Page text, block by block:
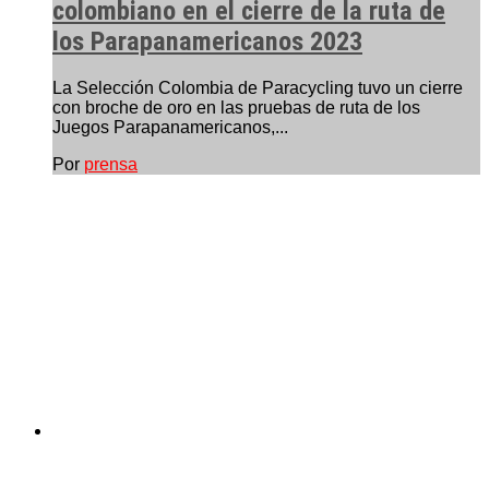
colombiano en el cierre de la ruta de
los Parapanamericanos 2023
La Selección Colombia de Paracycling tuvo un cierre
con broche de oro en las pruebas de ruta de los
Juegos Parapanamericanos,...
Por prensa